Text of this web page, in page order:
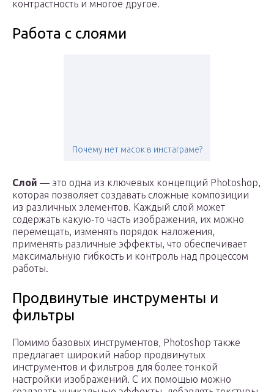
контрастность и многое другое.
Работа с слоями
Почему нет масок в инстаграме?
Слой — это одна из ключевых концепций Photoshop,
которая позволяет создавать сложные композиции
из различных элементов. Каждый слой может
содержать какую-то часть изображения, их можно
перемещать, изменять порядок наложения,
применять различные эффекты, что обеспечивает
максимальную гибкость и контроль над процессом
работы.
Продвинутые инструменты и
фильтры
Помимо базовых инструментов, Photoshop также
предлагает широкий набор продвинутых
инструментов и фильтров для более тонкой
настройки изображений. С их помощью можно